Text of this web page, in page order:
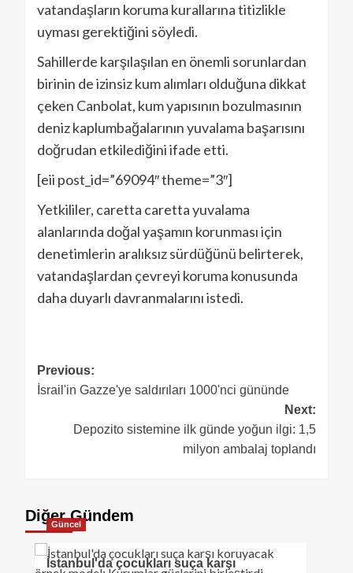
vatandaşların koruma kurallarına titizlikle
uyması gerektiğini söyledi.
Sahillerde karşılaşılan en önemli sorunlardan
birinin de izinsiz kum alımları olduğuna dikkat
çeken Canbolat, kum yapısının bozulmasının
deniz kaplumbağalarının yuvalama başarısını
doğrudan etkilediğini ifade etti.
[eii post_id=”69094″ theme=”3″]
Yetkililer, caretta caretta yuvalama
alanlarında doğal yaşamın korunması için
denetimlerin aralıksız sürdüğünü belirterek,
vatandaşlardan çevreyi koruma konusunda
daha duyarlı davranmalarını istedi.
Previous:
İsrail'in Gazze'ye saldırıları 1000'nci gününde
Next:
Depozito sistemine ilk günde yoğun ilgi: 1,5
milyon ambalaj toplandı
Diğer Gündem
Güncel
İstanbul'da çocukları suça karşı